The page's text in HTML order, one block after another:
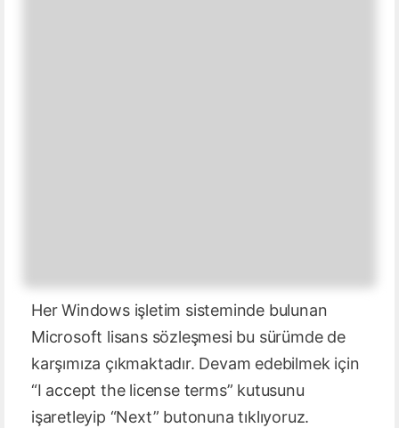
Her Windows işletim sisteminde bulunan
Microsoft lisans sözleşmesi bu sürümde de
karşımıza çıkmaktadır. Devam edebilmek için
“I accept the license terms” kutusunu
işaretleyip “Next” butonuna tıklıyoruz.